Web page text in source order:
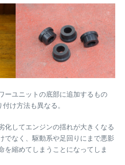
ーユニットの底部に追加するもの
け方法も異なる。
化してエンジンの揺れが大きくなる
でなく、駆動系や足回りにまで悪影
を縮めてしまうことになってしま